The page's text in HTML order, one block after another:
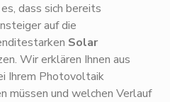
dass sich bereits
auf die
Solar
Wir erklären Ihnen aus
Ihrem Photovoltaik
müssen und welchen Verlauf